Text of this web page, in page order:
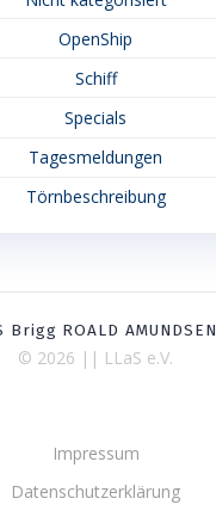
OpenShip
Schiff
Specials
Tagesmeldungen
Törnbeschreibung
Brigg ROALD AMUNDSEN
© 2026 || LLaS e.V.
Impressum
Datenschutzerklärung